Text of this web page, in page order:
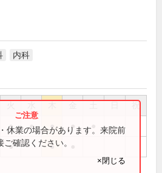
内科
祝
● ● ● ●
● ●
休業の場合があります。来院前
確認ください。
×閉じる